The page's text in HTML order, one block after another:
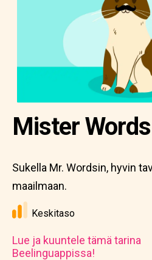
Mister Words
Sukella Mr. Wordsin, hyvin
maailmaan.
Keskitaso
Lue ja kuuntele tämä tarina
Beelinguappissa!